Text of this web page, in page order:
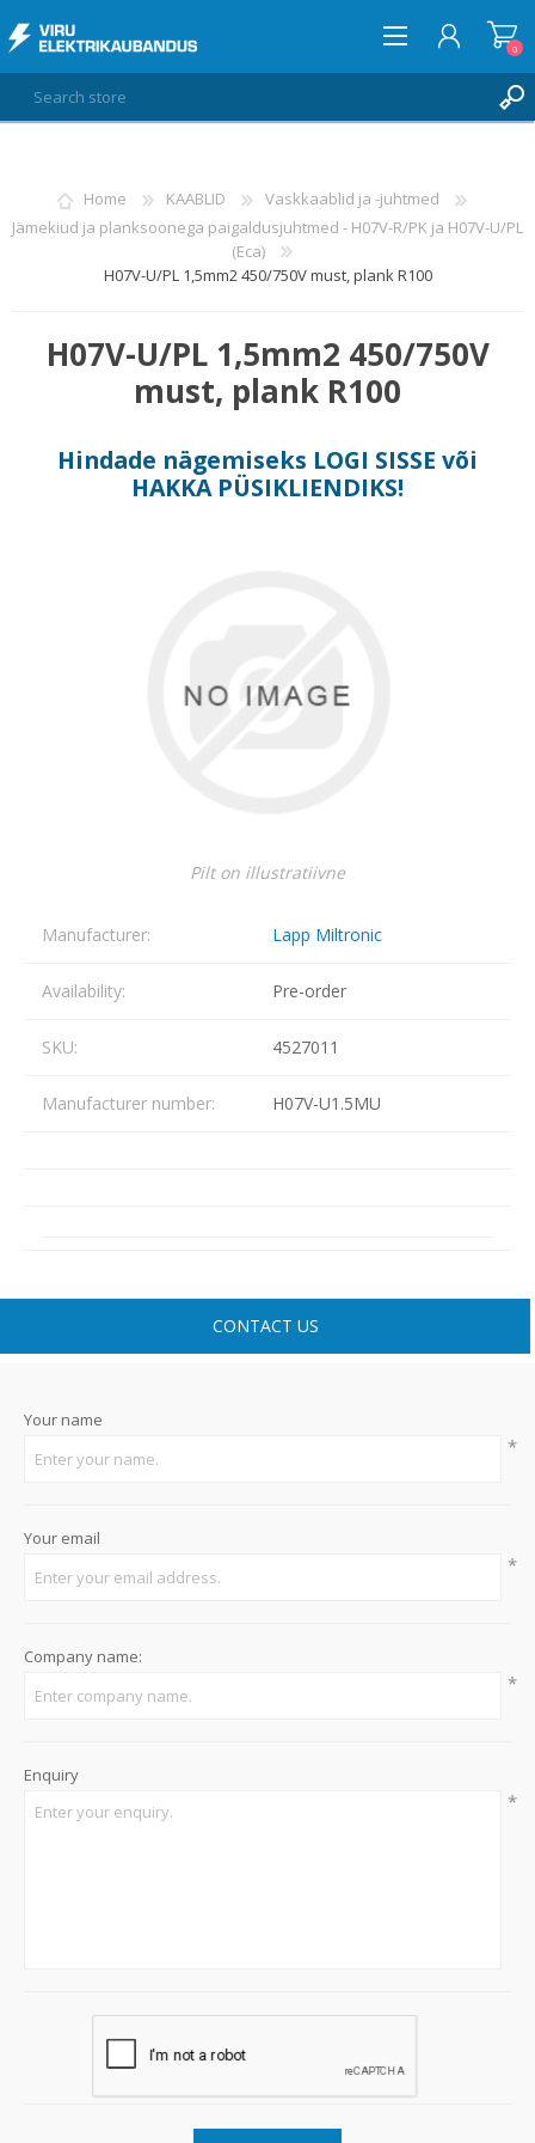
LOG IN
WISHLIST 0
0
Home KAABLID
Vaskkaablid ja -juhtmed
Jämekiud ja planksoonega paigaldusjuhtmed - H07V-R/PK ja H07V-U/PL
(Eca)
H07V-U/PL 1,5mm2 450/750V must, plank R100
H07V-U/PL 1,5mm2 450/750V
must, plank R100
Hindade nägemiseks LOGI SISSE või
HAKKA PÜSIKLIENDIKS!
Pilt on illustratiivne
Manufacturer: Lapp Miltronic
Availability: Pre-order
SKU: 4527011
Manufacturer number: H07V-U1.5MU
CONTACT US
Your name
*
Your email
*
Company name:
*
Enquiry
*